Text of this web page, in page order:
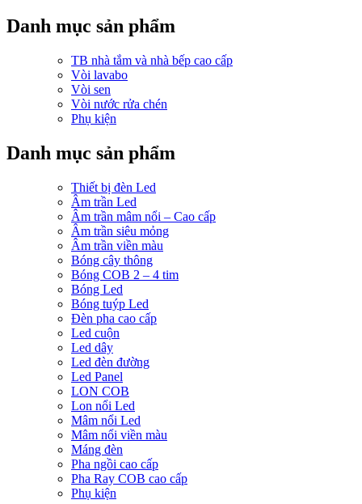
Danh mục sản phẩm
TB nhà tắm và nhà bếp cao cấp
Vòi lavabo
Vòi sen
Vòi nước rửa chén
Phụ kiện
Danh mục sản phẩm
Thiết bị đèn Led
Âm trần Led
Âm trần mâm nổi – Cao cấp
Âm trần siêu mỏng
Âm trần viền màu
Bóng cây thông
Bóng COB 2 – 4 tim
Bóng Led
Bóng tuýp Led
Đèn pha cao cấp
Led cuộn
Led dây
Led đèn đường
Led Panel
LON COB
Lon nổi Led
Mâm nổi Led
Mâm nổi viền màu
Máng đèn
Pha ngồi cao cấp
Pha Ray COB cao cấp
Phụ kiện